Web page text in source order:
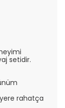
setidir.
rahatça